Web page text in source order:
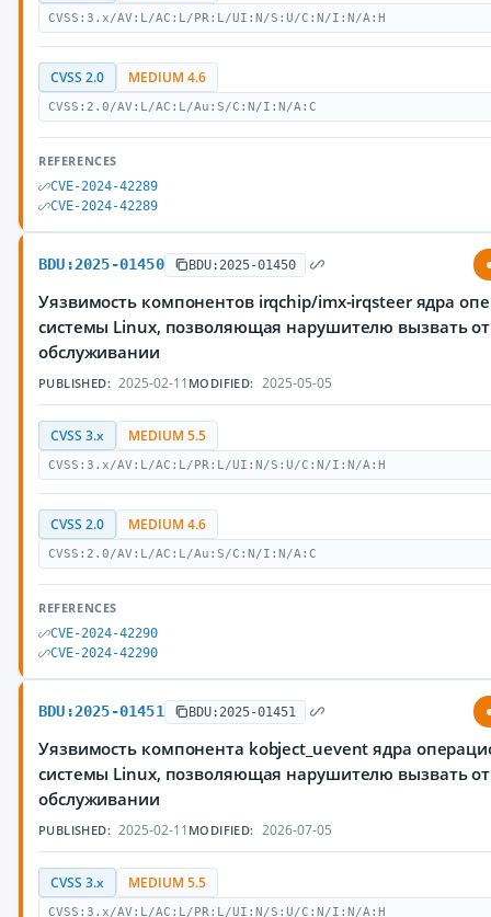
CVSS:3.x/AV:L/AC:L/PR:L/UI:N/S:U/C:N/I:N/A:H
CVSS 2.0 MEDIUM 4.6
CVSS:2.0/AV:L/AC:L/Au:S/C:N/I:N/A:C
REFERENCES
CVE-2024-42289
CVE-2024-42289
BDU:2025-01450 BDU:2025-01450
Уязвимость компонентов irqchip/imx-irqsteer ядра
системы Linux, позволяющая нарушителю вызвать
обслуживании
PUBLISHED: 2025-02-11 MODIFIED: 2025-05-05
CVSS 3.x MEDIUM 5.5
CVSS:3.x/AV:L/AC:L/PR:L/UI:N/S:U/C:N/I:N/A:H
CVSS 2.0 MEDIUM 4.6
CVSS:2.0/AV:L/AC:L/Au:S/C:N/I:N/A:C
REFERENCES
CVE-2024-42290
CVE-2024-42290
BDU:2025-01451 BDU:2025-01451
Уязвимость компонента kobject_uevent ядра
системы Linux, позволяющая нарушителю вызвать
обслуживании
PUBLISHED: 2025-02-11 MODIFIED: 2026-07-05
CVSS 3.x MEDIUM 5.5
CVSS:3.x/AV:L/AC:L/PR:L/UI:N/S:U/C:N/I:N/A:H